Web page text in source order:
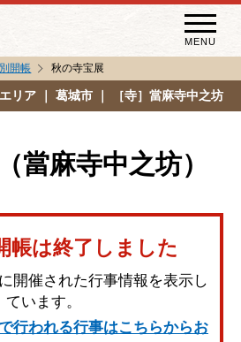
MENU
開帳 秋の寺宝展
リア ｜ 葛城市 ｜ ［寺］當麻寺中之坊
當麻寺中之坊）
帳は終了しました
開催された行事情報を表示し
ています。
行われる行事はこちらからお